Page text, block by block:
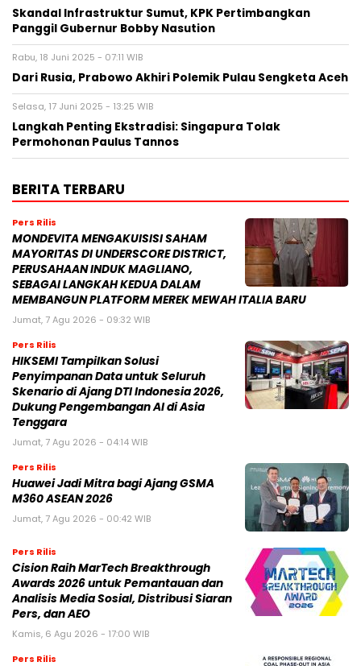
Skandal Infrastruktur Sumut, KPK Pertimbangkan
Panggil Gubernur Bobby Nasution
Rabu, 18 Juni 2025 - 07:11 WIB
Dari Rusia, Prabowo Akhiri Polemik Pulau Sengketa Aceh
Selasa, 17 Juni 2025 - 13:25 WIB
Langkah Penting Ekstradisi: Singapura Tolak
Permohonan Paulus Tannos
BERITA TERBARU
Pers Rilis
MONDEVITA MENGAKUISISI SAHAM
MAYORITAS DI UNDERSCORE DISTRICT,
PERUSAHAAN INDUK MAGLIANO,
SEBAGAI LANGKAH KEDUA DALAM
MEMBANGUN PLATFORM MEREK MEWAH ITALIA BARU
Jumat, 7 Agu 2026 - 09:32 WIB
Pers Rilis
HIKSEMI Tampilkan Solusi
Penyimpanan Data untuk Seluruh
Skenario di Ajang DTI Indonesia 2026,
Dukung Pengembangan AI di Asia
Tenggara
Jumat, 7 Agu 2026 - 04:14 WIB
Pers Rilis
Huawei Jadi Mitra bagi Ajang GSMA
M360 ASEAN 2026
Jumat, 7 Agu 2026 - 00:42 WIB
Pers Rilis
Cision Raih MarTech Breakthrough
Awards 2026 untuk Pemantauan dan
Analisis Media Sosial, Distribusi Siaran
Pers, dan AEO
Kamis, 6 Agu 2026 - 17:00 WIB
Pers Rilis